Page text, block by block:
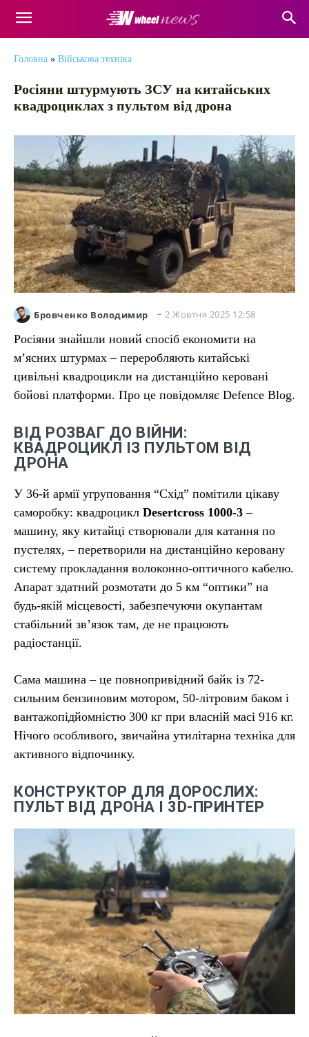
Головна » Військова техніка
Росіяни штурмують ЗСУ на китайських
квадроциклах з пультом від дрона
Бровченко Володимир 2 Жовтня 2025 12:58
Росіяни знайшли новий спосіб економити на
м’ясних штурмах – переробляють китайські
цивільні квадроцикли на дистанційно керовані
бойові платформи. Про це повідомляє Defence Blog.
ВІД РОЗВАГ ДО ВІЙНИ:
КВАДРОЦИКЛ ІЗ ПУЛЬТОМ ВІД
ДРОНА
У 36-й армії угруповання “Схід” помітили цікаву
саморобку: квадроцикл Desertcross 1000-3 –
машину, яку китайці створювали для катання по
пустелях, – перетворили на дистанційно керовану
систему прокладання волоконно-оптичного кабелю.
Апарат здатний розмотати до 5 км “оптики” на
будь-якій місцевості, забезпечуючи окупантам
стабільний зв’язок там, де не працюють
радіостанції.
Сама машина – це повнопривідний байк із 72-
сильним бензиновим мотором, 50-літровим баком і
вантажопідйомністю 300 кг при власній масі 916 кг.
Нічого особливого, звичайна утилітарна техніка для
активного відпочинку.
КОНСТРУКТОР ДЛЯ ДОРОСЛИХ:
ПУЛЬТ ВІД ДРОНА І 3D-ПРИНТЕР